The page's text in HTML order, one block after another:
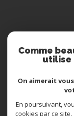
© 2026 | Tous
Comme
utilise
On aimerait
En poursuivant,
cookies par ce